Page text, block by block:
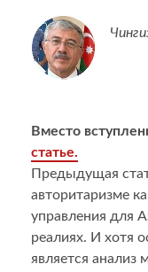
Вместо
статье.
Предыдущая
авторитаризме
управления для
реалиях. И хотя
является анализ